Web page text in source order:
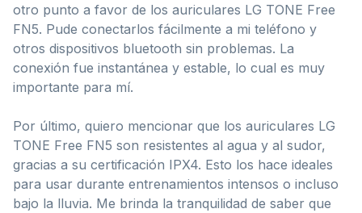
otro punto a favor de los auriculares LG TONE Free
FN5. Pude conectarlos fácilmente a mi teléfono y
otros dispositivos bluetooth sin problemas. La
conexión fue instantánea y estable, lo cual es muy
importante para mí.
Por último, quiero mencionar que los auriculares LG
TONE Free FN5 son resistentes al agua y al sudor,
gracias a su certificación IPX4. Esto los hace ideales
para usar durante entrenamientos intensos o incluso
bajo la lluvia. Me brinda la tranquilidad de saber que